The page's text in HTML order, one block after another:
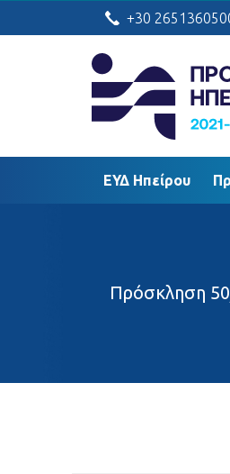
ΕΥΔ Ηπείρου
+30
ΕΥΔ Ηπείρου
Πρόσκληση